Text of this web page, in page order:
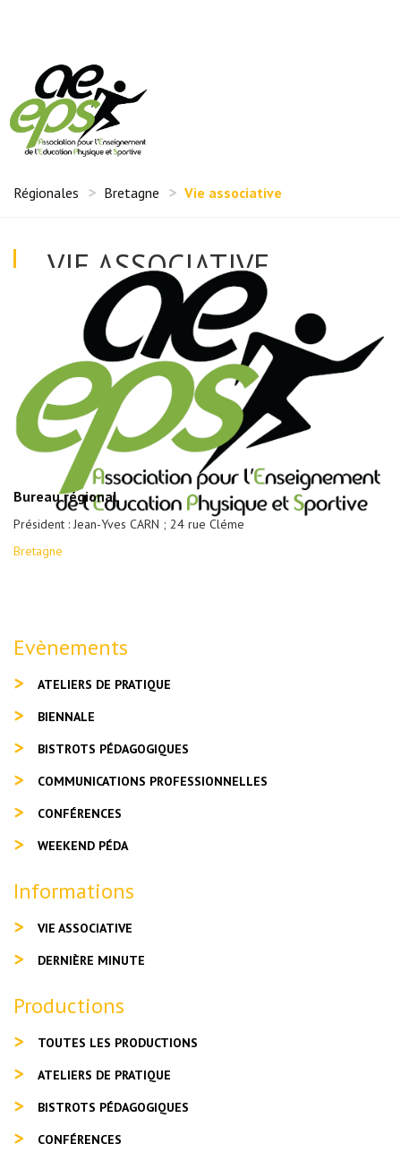
Régionales Bretagne Vie associative
VIE ASSOCIATIVE
Bureau régional
Président : Jean-Yves CARN ; 24 rue Cléme
Bretagne
Evènements
ATELIERS DE PRATIQUE
BIENNALE
BISTROTS PÉDAGOGIQUES
COMMUNICATIONS PROFESSIONNELLES
CONFÉRENCES
WEEKEND PÉDA
Informations
VIE ASSOCIATIVE
DERNIÈRE MINUTE
Productions
TOUTES LES PRODUCTIONS
ATELIERS DE PRATIQUE
BISTROTS PÉDAGOGIQUES
CONFÉRENCES